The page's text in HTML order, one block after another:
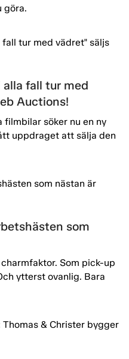
göra.
fall tur med
Auctions!
filmbilar söker nu en ny
uppdraget att sälja den
som
Som pick-up
ytterst ovanlig. Bara